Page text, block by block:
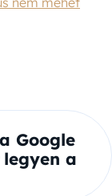
Google
a